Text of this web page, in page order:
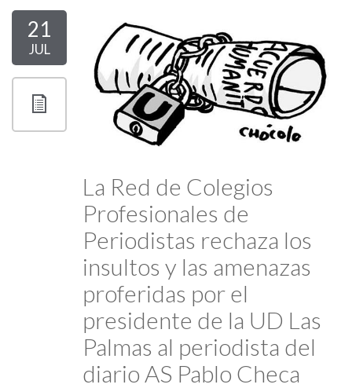
21
JUL
La Red de Colegios
Profesionales de
Periodistas rechaza los
insultos y las amenazas
proferidas por el
presidente de la UD Las
Palmas al periodista del
diario AS Pablo Checa